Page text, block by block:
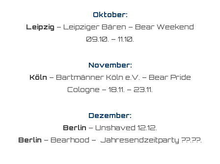
Oktober:
Leipzig – Leipziger Bären – Bear Weekend
09.10. – 11.10.
November:
Köln – Bartmänner Köln e.V. – Bear Pride
Cologne – 18.11. – 23.11.
Dezember:
Berlin – Unshaved 12.12.
Berlin – Bearhood – Jahresendzeitparty ??.??.